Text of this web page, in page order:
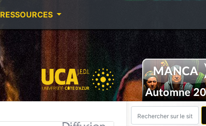
RESSOURCES